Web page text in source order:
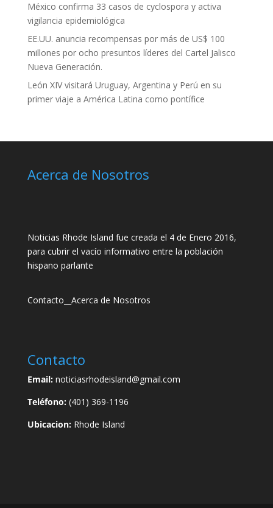
México confirma 33 casos de cyclospora y activa
vigilancia epidemiológica
EE.UU. anuncia recompensas por más de US$ 100
millones por ocho presuntos líderes del Cartel Jalisco
Nueva Generación.
León XIV visitará Uruguay, Argentina y Perú en su
primer viaje a América Latina como pontífice
Acerca de Nosotros
Noticias Rhode Island fue creada el 4 de Enero 2016,
para cubrir el vacío informativo entre la población
hispano parlante
Contacto Acerca de Nosotros
Contacto
Email:noticiasrhodeisland@gmail.com
Teléfono:(401) 369-1196
Ubicacion:Rhode Island